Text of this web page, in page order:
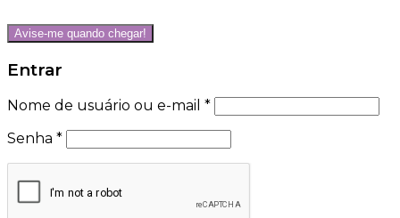
Avise-me quando chegar!
Entrar
Nome de usuário ou e-mail *
Senha *